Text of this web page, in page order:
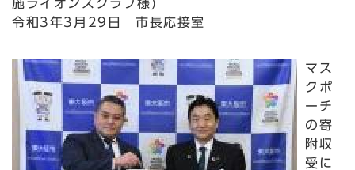
施ライオンズクラブ様)
令和3年3月29日 市長応接室
マス
クポ
ーチ
の寄
附収
受に